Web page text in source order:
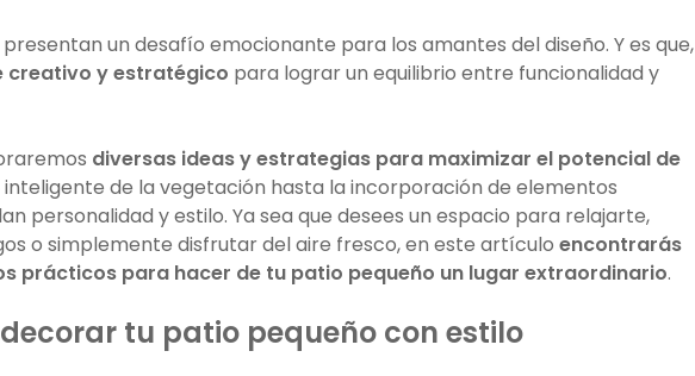
presentan un desafío emocionante para los amantes del diseño. Y es que,
creativo y estratégico para lograr un equilibrio entre funcionalidad y
diversas ideas y estrategias para maximizar el potencial de
inteligente de la vegetación hasta la incorporación de elementos
personalidad y estilo. Ya sea que desees un espacio para relajarte,
o simplemente disfrutar del aire fresco, en este artículo encontrarás
prácticos para hacer de tu patio pequeño un lugar extraordinario.
tu patio pequeño con estilo